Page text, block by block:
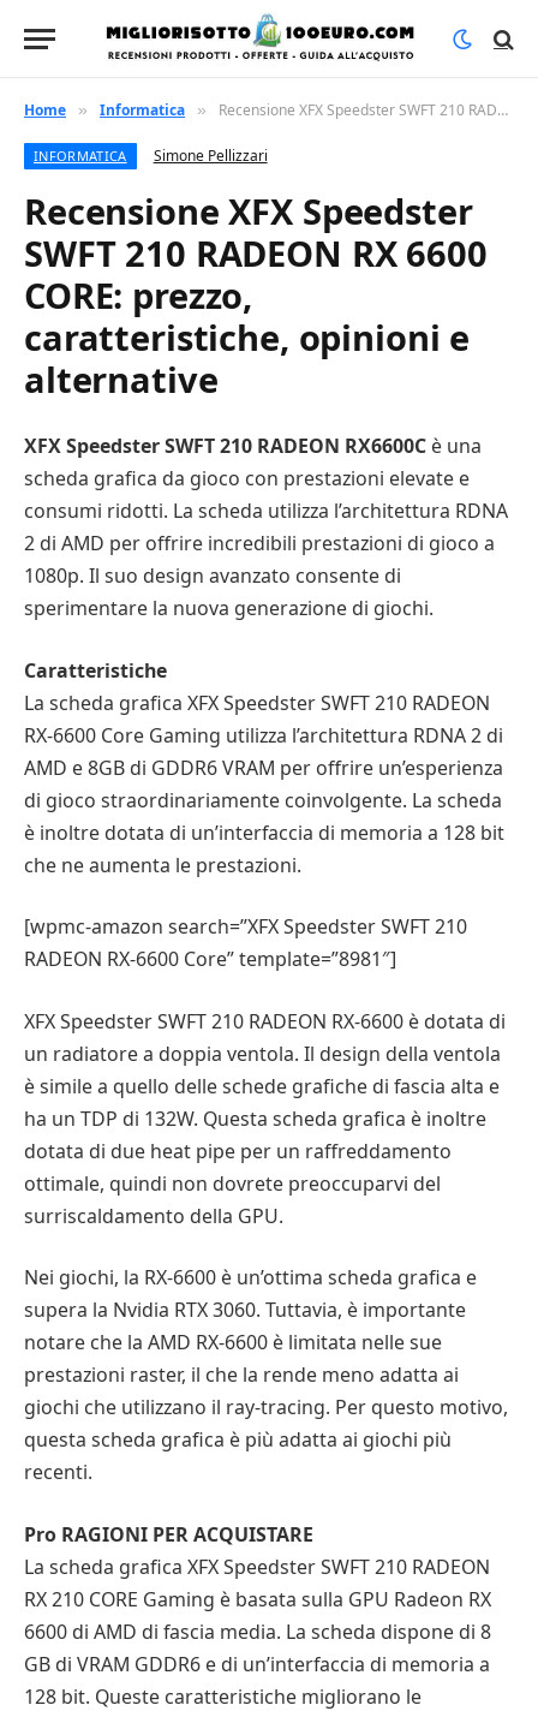
Home » Informatica » Recensione XFX Speedster SWFT 210 RADEON RX 6600 CORE: prezzo, caratteristiche, opinioni e alternative
INFORMATICA Simone Pellizzari
Recensione XFX Speedster
SWFT 210 RADEON RX 6600
CORE: prezzo,
caratteristiche, opinioni e
alternative
XFX Speedster SWFT 210 RADEON RX6600C è una
scheda grafica da gioco con prestazioni elevate e
consumi ridotti. La scheda utilizza l’architettura RDNA
2 di AMD per offrire incredibili prestazioni di gioco a
1080p. Il suo design avanzato consente di
sperimentare la nuova generazione di giochi.
Caratteristiche
La scheda grafica XFX Speedster SWFT 210 RADEON
RX-6600 Core Gaming utilizza l’architettura RDNA 2 di
AMD e 8GB di GDDR6 VRAM per offrire un’esperienza
di gioco straordinariamente coinvolgente. La scheda
è inoltre dotata di un’interfaccia di memoria a 128 bit
che ne aumenta le prestazioni.
[wpmc-amazon search=”XFX Speedster SWFT 210
RADEON RX-6600 Core” template=”8981″]
XFX Speedster SWFT 210 RADEON RX-6600 è dotata di
un radiatore a doppia ventola. Il design della ventola
è simile a quello delle schede grafiche di fascia alta e
ha un TDP di 132W. Questa scheda grafica è inoltre
dotata di due heat pipe per un raffreddamento
ottimale, quindi non dovrete preoccuparvi del
surriscaldamento della GPU.
Nei giochi, la RX-6600 è un’ottima scheda grafica e
supera la Nvidia RTX 3060. Tuttavia, è importante
notare che la AMD RX-6600 è limitata nelle sue
prestazioni raster, il che la rende meno adatta ai
giochi che utilizzano il ray-tracing. Per questo motivo,
questa scheda grafica è più adatta ai giochi più
recenti.
Pro RAGIONI PER ACQUISTARE
La scheda grafica XFX Speedster SWFT 210 RADEON
RX 210 CORE Gaming è basata sulla GPU Radeon RX
6600 di AMD di fascia media. La scheda dispone di 8
GB di VRAM GDDR6 e di un’interfaccia di memoria a
128 bit. Queste caratteristiche migliorano le